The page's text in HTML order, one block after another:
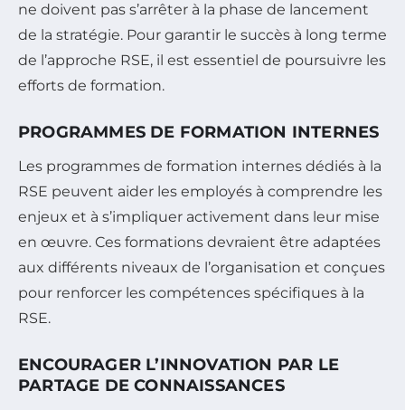
ne doivent pas s’arrêter à la phase de lancement
de la stratégie. Pour garantir le succès à long terme
de l’approche RSE, il est essentiel de poursuivre les
efforts de formation.
PROGRAMMES DE FORMATION INTERNES
Les programmes de formation internes dédiés à la
RSE peuvent aider les employés à comprendre les
enjeux et à s’impliquer activement dans leur mise
en œuvre. Ces formations devraient être adaptées
aux différents niveaux de l’organisation et conçues
pour renforcer les compétences spécifiques à la
RSE.
ENCOURAGER L’INNOVATION PAR LE
PARTAGE DE CONNAISSANCES